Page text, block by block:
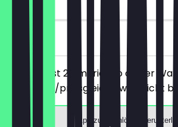
vor Ort
Du bestellst 2 Americano deiner
günstigere/preisgleiche wird nicht
App zum Einlösen